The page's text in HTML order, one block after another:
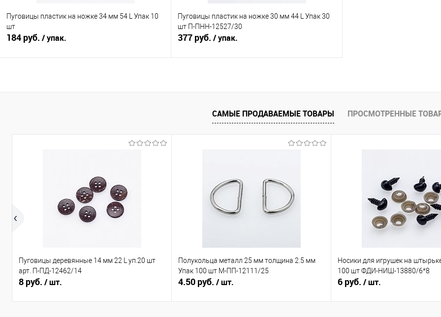
Пуговицы пластик на ножке 34 мм 54 L Упак 10
шт
184 руб. / упак.
Цвет
Пуговицы пластик на ножке 30 мм 44 L Упак 30
шт П-ПНН-12527/30
377 руб. / упак.
САМЫЕ ПРОДАВАЕМЫЕ ТОВАРЫ ПРОСМОТРЕННЫЕ
Пуговицы деревянные 14 мм 22 L уп.20 шт
арт. П-ПД-12462/14
8 руб. / шт.
Полукольца металл 25 мм толщина 2.5 мм
Упак 100 шт М-ПП-12111/25
4.50 руб. / шт.
Носики для игрушек на
100 шт ФДИ-НИШ-13880/6*8
6 руб. / шт.